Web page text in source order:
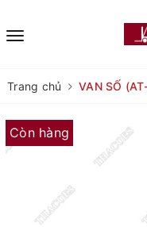
Trang chủ VAN SỐ
Còn hàng